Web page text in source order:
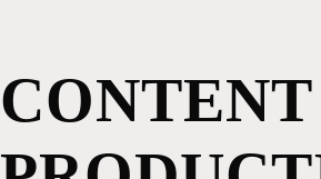
CONTENT